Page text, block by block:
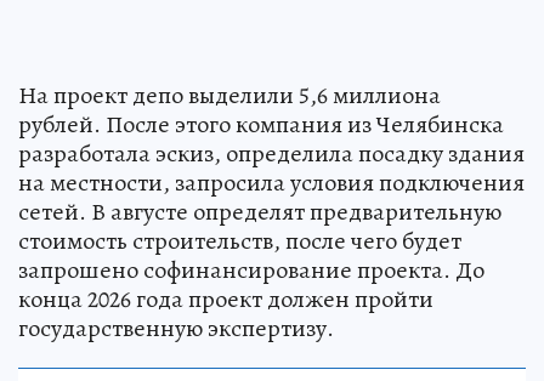
На проект депо выделили 5,6 миллиона
рублей. После этого компания из Челябинска
разработала эскиз, определила посадку здания
на местности, запросила условия подключения
сетей. В августе определят предварительную
стоимость строительств, после чего будет
запрошено софинансирование проекта. До
конца 2026 года проект должен пройти
государственную экспертизу.